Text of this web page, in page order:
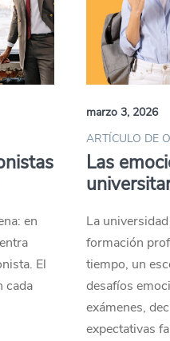
en
El
cada
marzo 3, 2026
ARTÍCULO DE
Las
La
formación
tiempo, un
desafíos
exámenes,
expectativas